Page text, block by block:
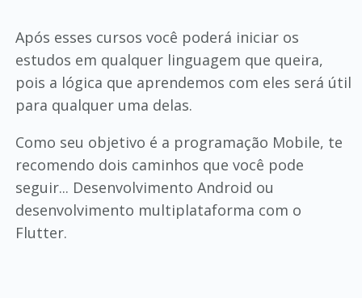
Após esses cursos você poderá iniciar os
estudos em qualquer linguagem que queira,
pois a lógica que aprendemos com eles será útil
para qualquer uma delas.
Como seu objetivo é a programação Mobile, te
recomendo dois caminhos que você pode
seguir... Desenvolvimento Android ou
desenvolvimento multiplataforma com o
Flutter.